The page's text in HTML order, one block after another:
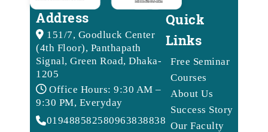
Address
151/7, Goodluck Center
(4th Floor), Panthapath
Signal, Green Road, Dhaka-
1205
Office Hours: 9:30 AM –
9:30 PM, Everyday
0194885825809638388388
Quick
Links
Free Seminar
Courses
About Us
Success Story
Our Faculty